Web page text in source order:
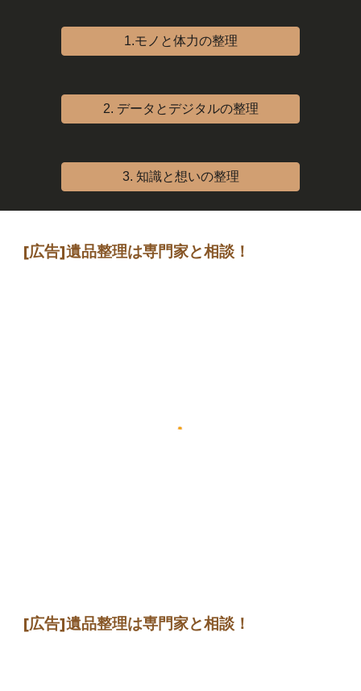
1.モノと体力の整理
2. データとデジタルの整理
3. 知識と想いの整理
[広告]遺品整理は専門家と相談 ！
[広告]遺品整理は専門家と相談 ！